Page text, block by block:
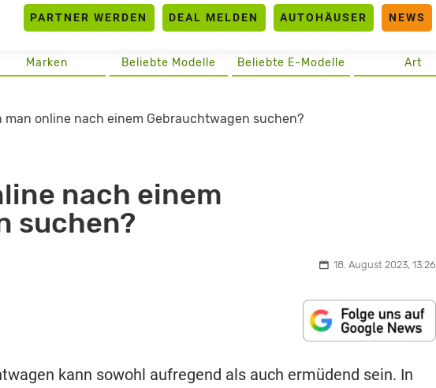
PARTNER WERDEN DEAL MELDEN AUTOHÄUSER NEWS
Art
Beliebte E-Modelle
Beliebte Modelle
Marken
man online nach einem Gebrauchtwagen suchen?
nach einem
suchen?
18. August 2023, 13:26
kann sowohl aufregend als auch ermüdend sein. In